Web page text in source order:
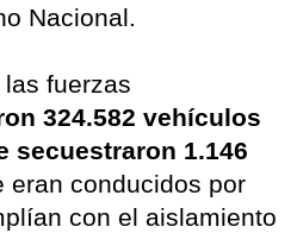
Nacional.
fuerzas
324.582 vehículos
secuestraron 1.146
eran conducidos por
con el aislamiento